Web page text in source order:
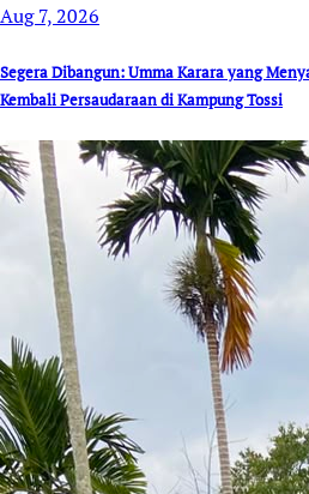
Aug 7, 2026
Segera Dibangun: Umma Karara yang
Kembali Persaudaraan di Kampung Tossi